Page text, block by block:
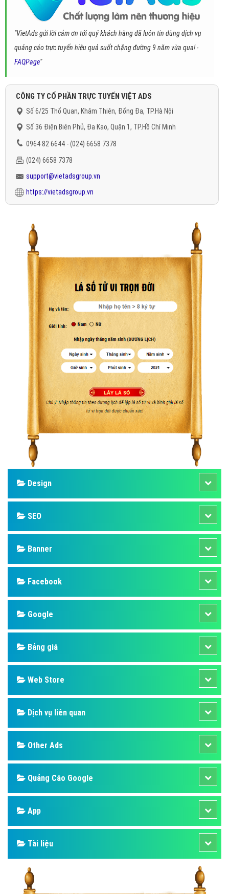
"VietAds gửi lời cảm ơn tới quý khách hàng đã luôn tin dùng dịch vụ
quảng cáo trực tuyến hiệu quả suốt chặng đường 9 năm vừa qua! -
FAQPage"
CÔNG TY CỔ PHẦN TRỰC TUYẾN VIỆT ADS
Số 6/25 Thổ Quan, Khâm Thiên, Đống Đa, TP.Hà Nội
Số 36 Điện Biên Phủ, Đa Kao, Quận 1, TP.Hồ Chí Minh
0964 82 6644 - (024) 6658 7378
(024) 6658 7378
support@vietadsgroup.vn
https://vietadsgroup.vn
Design
SEO
Banner
Facebook
Google
Bảng giá
Web Store
Dịch vụ liên quan
Other Ads
Quảng Cáo Google
App
Tài liệu